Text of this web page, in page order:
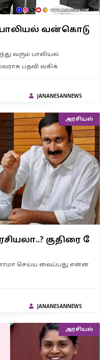
சம்பவங்கள்… சட்டம்
நாகேந்திரன் கண்டனம்
பாலியல்
வரும் பாலியல்
பதவி வகிக்
JANANESANNEWS
பேரத்தை விட மோசமானது
அன்புமணி.!
அரசியல்
குதிரை
செய்ய வைப்பது என்ன
JANANESANNEWS
அரசியல்